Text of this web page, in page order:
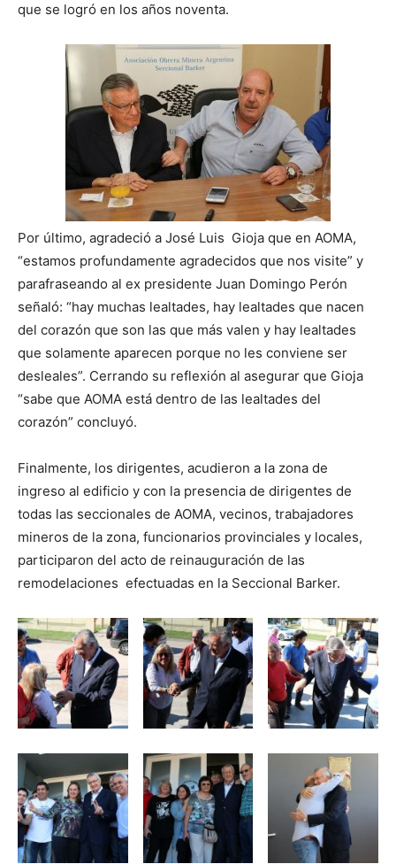
que se logró en los años noventa.
Por último, agradeció a José Luis Gioja que en AOMA,
“estamos profundamente agradecidos que nos visite” y
parafraseando al ex presidente Juan Domingo Perón
señaló: “hay muchas lealtades, hay lealtades que nacen
del corazón que son las que más valen y hay lealtades
que solamente aparecen porque no les conviene ser
desleales”. Cerrando su reflexión al asegurar que Gioja
“sabe que AOMA está dentro de las lealtades del
corazón” concluyó.
Finalmente, los dirigentes, acudieron a la zona de
ingreso al edificio y con la presencia de dirigentes de
todas las seccionales de AOMA, vecinos, trabajadores
mineros de la zona, funcionarios provinciales y locales,
participaron del acto de reinauguración de las
remodelaciones efectuadas en la Seccional Barker.